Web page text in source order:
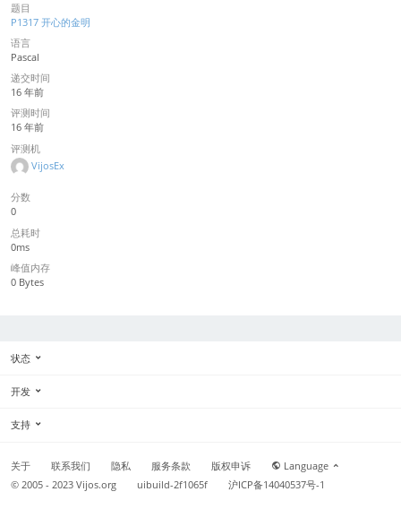
题目
P1317 开心的金明
语言
Pascal
递交时间
16 年前
评测时间
16 年前
评测机
VijosEx
分数
0
总耗时
0ms
峰值内存
0 Bytes
状态
开发
支持
关于 联系我们 隐私 服务条款 版权申诉
Language
© 2005 - 2023Vijos.org uibuild-2f1065f 沪ICP备14040537号-1